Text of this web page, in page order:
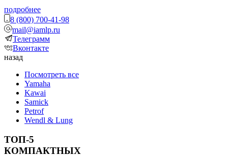
подробнее
8 (800) 700-41-98
mail@iamlp.ru
Телеграмм
Вконтакте
назад
Посмотреть все
Yamaha
Kawai
Samick
Petrof
Wendl & Lung
ТОП-5
КОМПАКТНЫХ